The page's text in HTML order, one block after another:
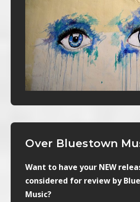
Over Bluestown
Want to have your NEW
considered for review by
Music?